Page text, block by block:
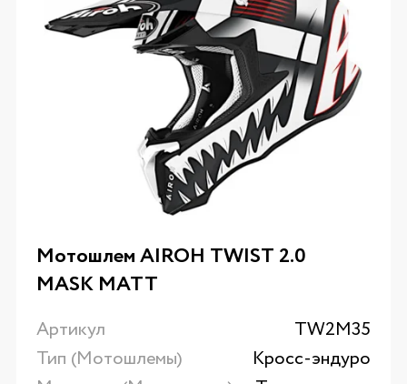
Мотошлем AIROH TWIST 2.0
MASK MATT
Артикул
TW2M35
Тип (Мотошлемы)
Кросс-эндуро